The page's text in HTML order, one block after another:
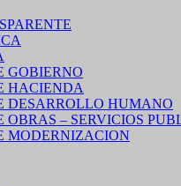
GOBIERNO
HACIENDA
DESARROLLO HUMANO
OBRAS – SERVICIOS
MODERNIZACION